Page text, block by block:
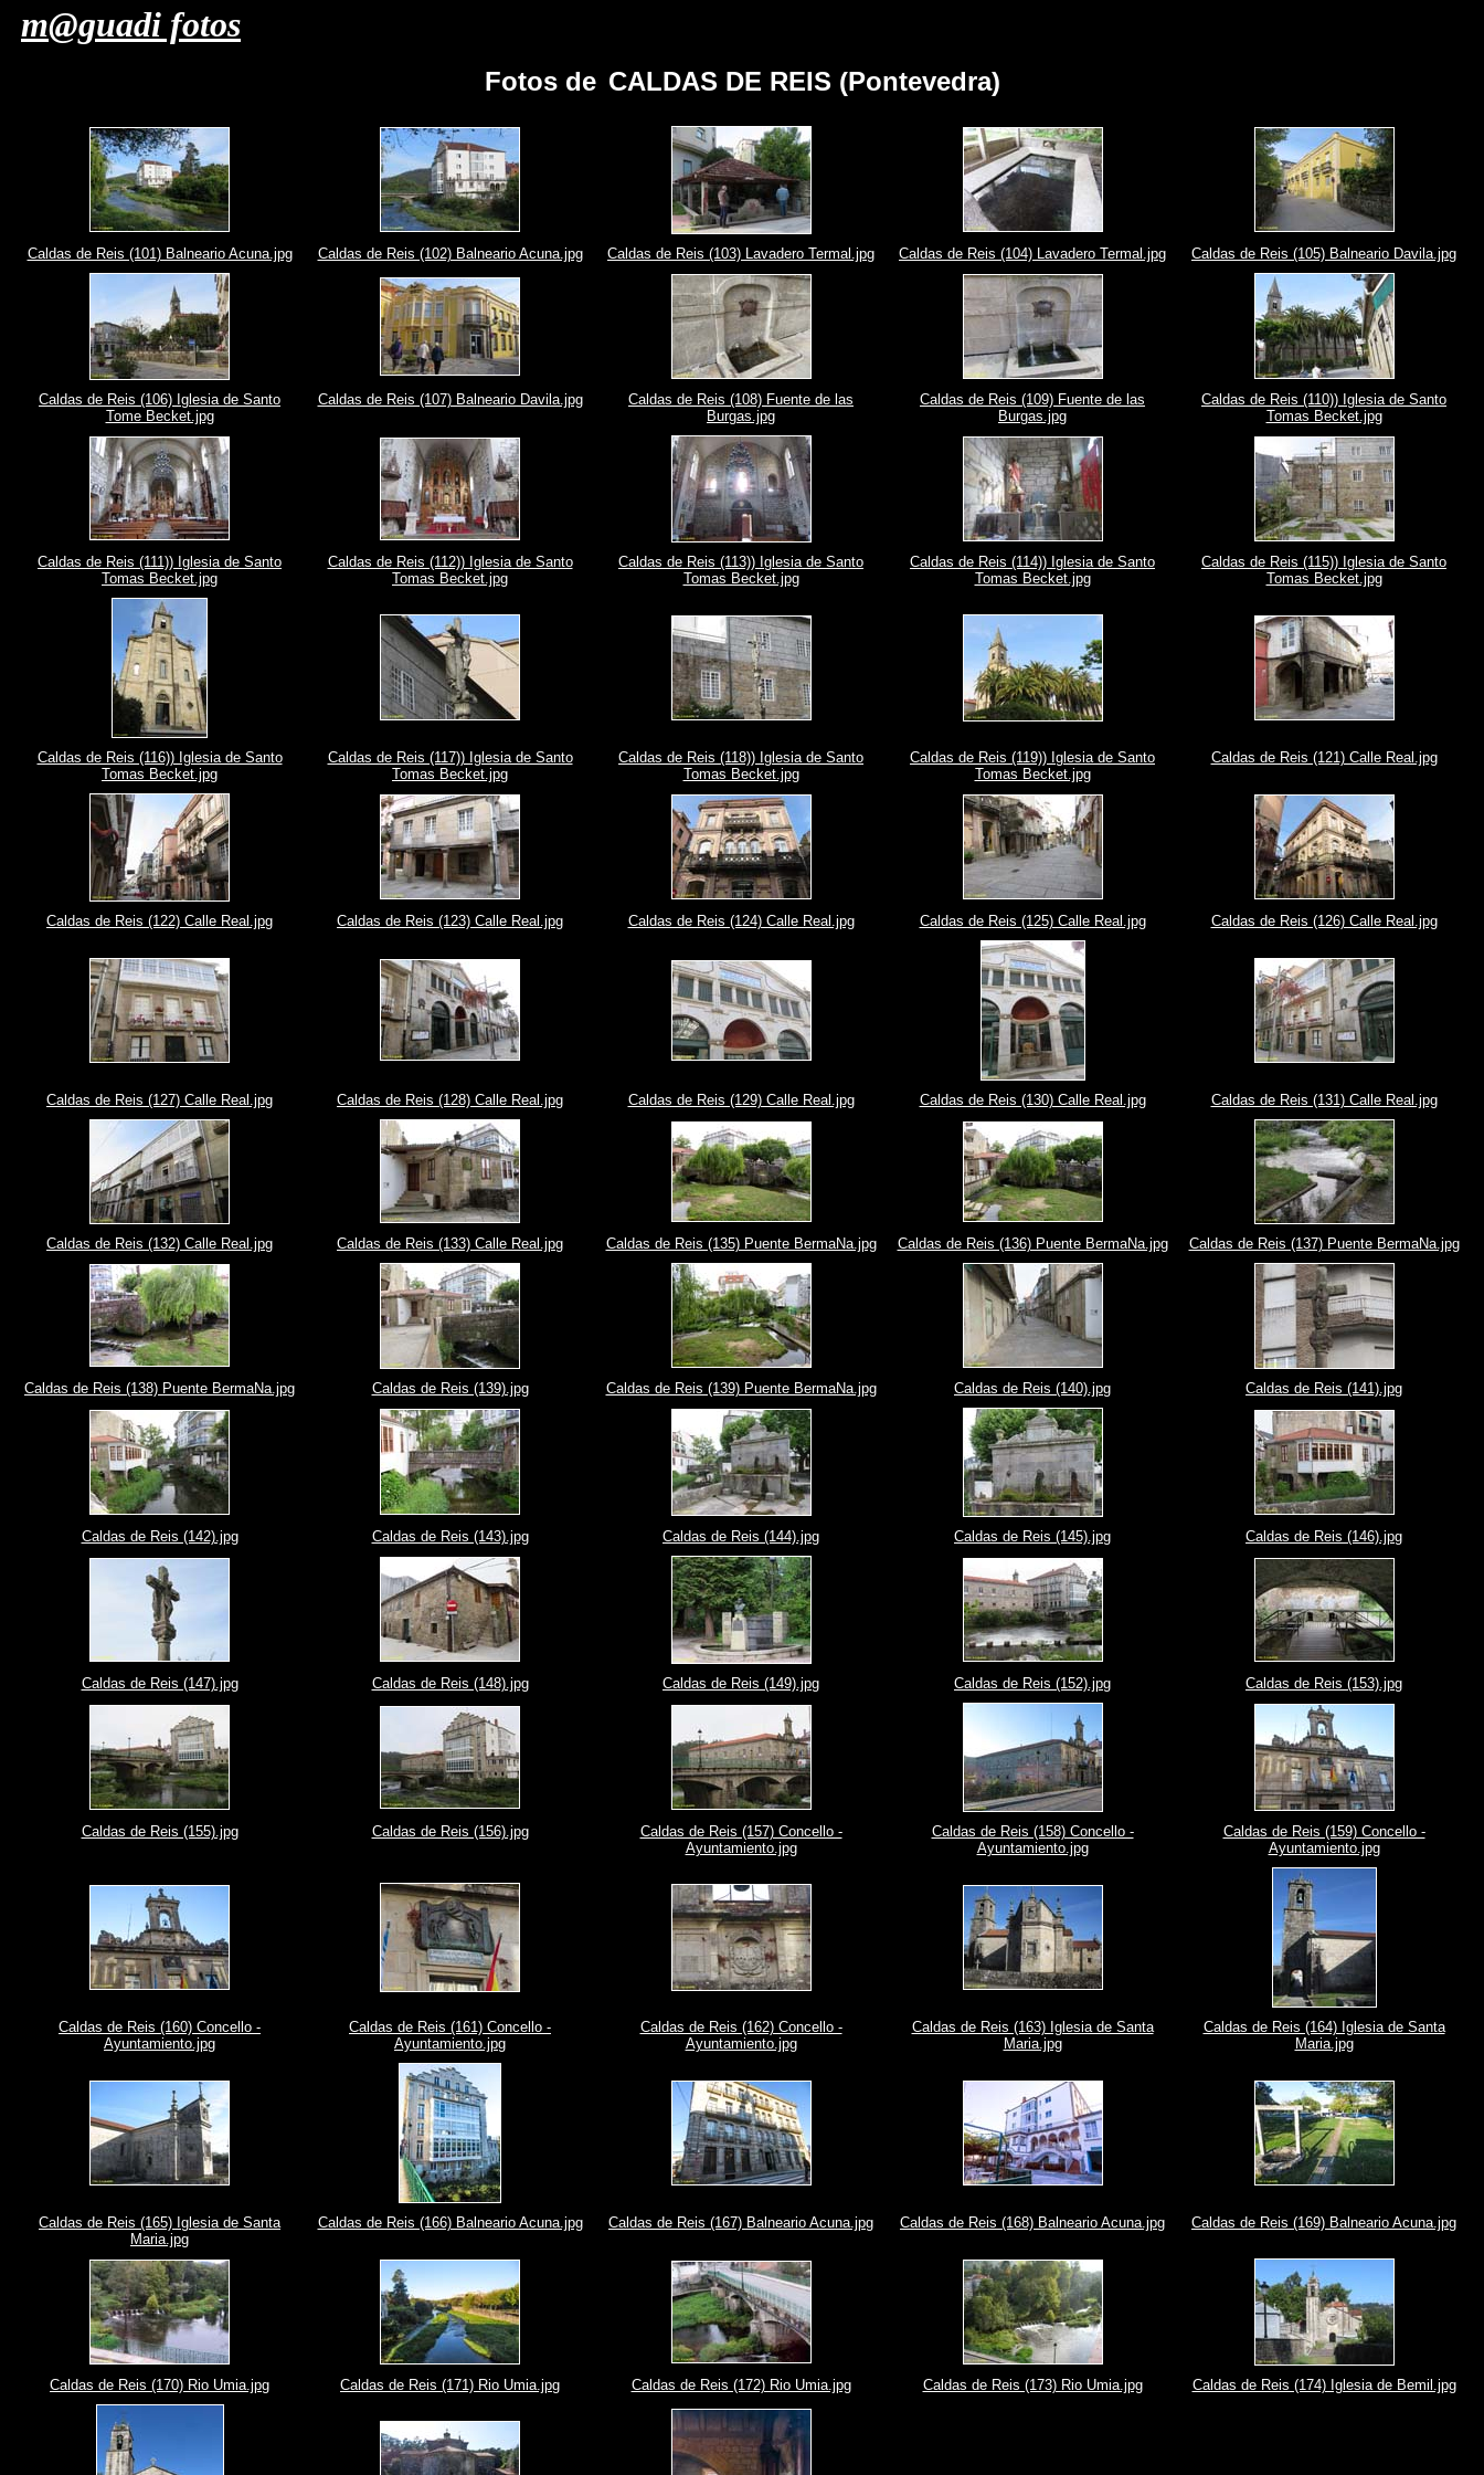
m@guadi fotos
Fotos de CALDAS DE REIS (Pontevedra)
Caldas de Reis (101) Balneario Acuna.jpg Caldas de Reis (102) Balneario Acuna.jpg Caldas de Reis (103) Lavadero Termal.jpg Caldas de Reis (104) Lavadero Termal.jpg Caldas de Reis (105) Balneario Davila.jpg
Caldas de Reis (106) Iglesia de Santo
Tome Becket.jpg
Caldas de Reis (107) Balneario Davila.jpg
Caldas de Reis (108) Fuente de las
Burgas.jpg
Caldas de Reis (109) Fuente de las
Burgas.jpg
Caldas de Reis (110)) Iglesia de Santo
Tomas Becket.jpg
Caldas de Reis (111)) Iglesia de Santo
Tomas Becket.jpg
Caldas de Reis (112)) Iglesia de Santo
Tomas Becket.jpg
Caldas de Reis (113)) Iglesia de Santo
Tomas Becket.jpg
Caldas de Reis (114)) Iglesia de Santo
Tomas Becket.jpg
Caldas de Reis (115)) Iglesia de Santo
Tomas Becket.jpg
Caldas de Reis (116)) Iglesia de Santo
Tomas Becket.jpg
Caldas de Reis (117)) Iglesia de Santo
Tomas Becket.jpg
Caldas de Reis (118)) Iglesia de Santo
Tomas Becket.jpg
Caldas de Reis (119)) Iglesia de Santo
Tomas Becket.jpg
Caldas de Reis (121) Calle Real.jpg
Caldas de Reis (122) Calle Real.jpg Caldas de Reis (123) Calle Real.jpg Caldas de Reis (124) Calle Real.jpg Caldas de Reis (125) Calle Real.jpg Caldas de Reis (126) Calle Real.jpg
Caldas de Reis (127) Calle Real.jpg Caldas de Reis (128) Calle Real.jpg Caldas de Reis (129) Calle Real.jpg Caldas de Reis (130) Calle Real.jpg Caldas de Reis (131) Calle Real.jpg
Caldas de Reis (132) Calle Real.jpg Caldas de Reis (133) Calle Real.jpg Caldas de Reis (135) Puente BermaNa.jpg Caldas de Reis (136) Puente BermaNa.jpg Caldas de Reis (137) Puente BermaNa.jpg
Caldas de Reis (138) Puente BermaNa.jpg Caldas de Reis (139).jpg Caldas de Reis (139) Puente BermaNa.jpg Caldas de Reis (140).jpg Caldas de Reis (141).jpg
Caldas de Reis (142).jpg Caldas de Reis (143).jpg Caldas de Reis (144).jpg Caldas de Reis (145).jpg Caldas de Reis (146).jpg
Caldas de Reis (147).jpg Caldas de Reis (148).jpg Caldas de Reis (149).jpg Caldas de Reis (152).jpg Caldas de Reis (153).jpg
Caldas de Reis (155).jpg Caldas de Reis (156).jpg
Caldas de Reis (157) Concello -
Ayuntamiento.jpg
Caldas de Reis (158) Concello -
Ayuntamiento.jpg
Caldas de Reis (159) Concello -
Ayuntamiento.jpg
Caldas de Reis (160) Concello -
Ayuntamiento.jpg
Caldas de Reis (161) Concello -
Ayuntamiento.jpg
Caldas de Reis (162) Concello -
Ayuntamiento.jpg
Caldas de Reis (163) Iglesia de Santa
Maria.jpg
Caldas de Reis (164) Iglesia de Santa
Maria.jpg
Caldas de Reis (165) Iglesia de Santa
Maria.jpg
Caldas de Reis (166) Balneario Acuna.jpg Caldas de Reis (167) Balneario Acuna.jpg Caldas de Reis (168) Balneario Acuna.jpg Caldas de Reis (169) Balneario Acuna.jpg
Caldas de Reis (170) Rio Umia.jpg Caldas de Reis (171) Rio Umia.jpg Caldas de Reis (172) Rio Umia.jpg Caldas de Reis (173) Rio Umia.jpg Caldas de Reis (174) Iglesia de Bemil.jpg